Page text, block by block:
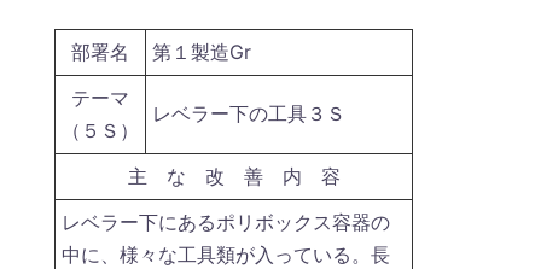
部署名
第１製造Gr
テーマ
（５Ｓ）
レベラー下の工具３Ｓ
主 な 改 善 内 容
レベラー下にあるポリボックス容器の
中に、様々な工具類が入っている。長